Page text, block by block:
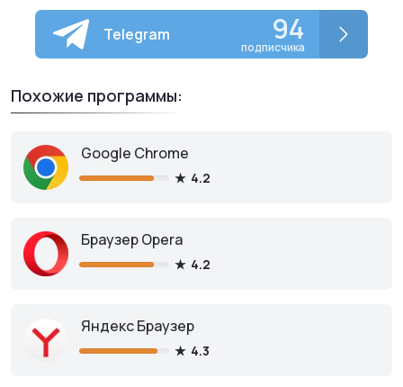
Изменение цвета панелей браузера под основные
цвета открытых сайтов;
Удобный список контактов для общения через
Telegram 94
подписчика
Похожие программы:
Google Chrome
4.2
Браузер Opera
4.2
Яндекс Браузер
4.3